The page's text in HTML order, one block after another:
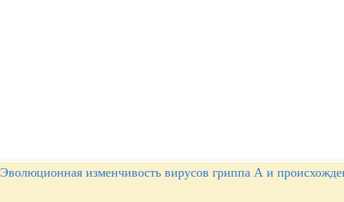
Эволюционная изменчивость вирусов гриппа А и